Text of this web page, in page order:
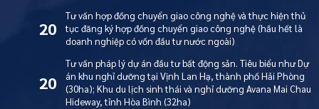
20
Tư vấn hợp đồng chuyển giao công nghệ và thực hiện thủ
tục đăng ký hợp đồng chuyển giao công nghệ (hầu hết là
doanh nghiệp có vốn đầu tư nước ngoài)
20
Tư vấn pháp lý dự án đầu tư bất động sản. Tiêu biểu như Dự
án khu nghỉ dưỡng tại Vịnh Lan Hạ, thành phố Hải Phòng
(30ha); Khu du lịch sinh thái và nghỉ dưỡng Avana Mai Chau
Hideway, tỉnh Hòa Bình (32ha)